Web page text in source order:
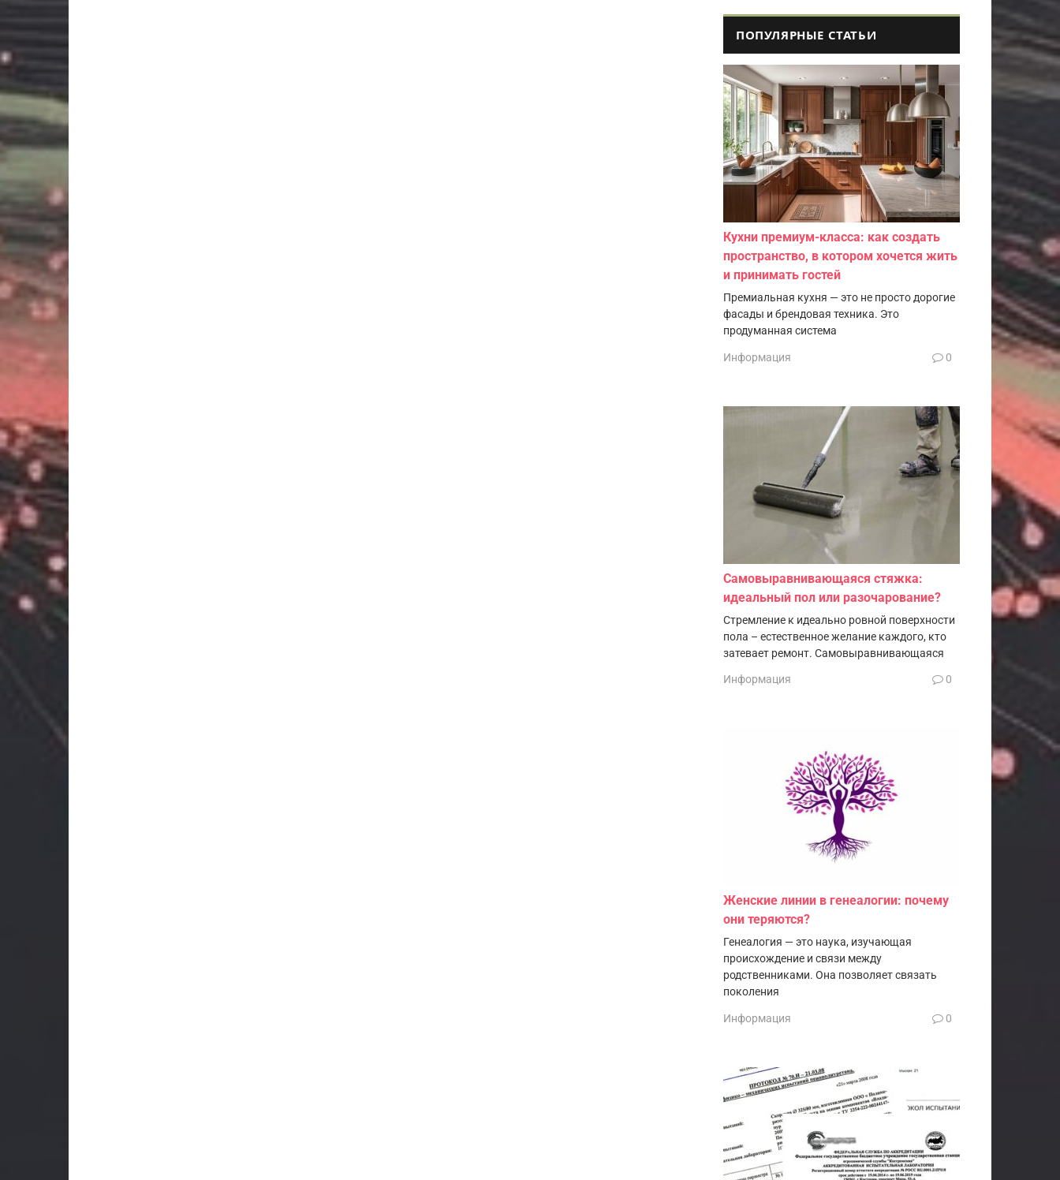
ПОПУЛЯРНЫЕ СТАТЬИ
Кухни премиум-класса: как создать
пространство, в котором хочется жить
и принимать гостей
Премиальная кухня — это не просто дорогие
фасады и брендовая техника. Это
продуманная система
Информация 0
Самовыравнивающаяся стяжка:
идеальный пол или разочарование?
Стремление к идеально ровной поверхности
пола – естественное желание каждого, кто
затевает ремонт. Самовыравнивающаяся
Информация 0
Женские линии в генеалогии: почему
они теряются?
Генеалогия — это наука, изучающая
происхождение и связи между
родственниками. Она позволяет связать
поколения
Информация 0